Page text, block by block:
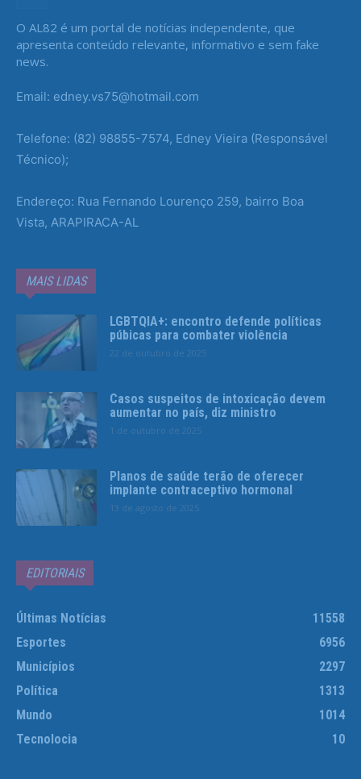
O AL82 é um portal de notícias independente, que
apresenta conteúdo relevante, informativo e sem fake
news.
Email: edney.vs75@hotmail.com
Telefone: (82) 98855-7574, Edney Vieira (Responsável
Técnico);
Endereço: Rua Fernando Lourenço 259, bairro Boa
Vista, ARAPIRACA-AL
MAIS LIDAS
LGBTQIA+: encontro defende políticas
púbicas para combater violência
22 de outubro de 2025
Casos suspeitos de intoxicação devem
aumentar no país, diz ministro
1 de outubro de 2025
Planos de saúde terão de oferecer
implante contraceptivo hormonal
13 de agosto de 2025
EDITORIAIS
Últimas Notícias
11558
Esportes
6956
Municípios
2297
Política
1313
Mundo
1014
Tecnolocia
10